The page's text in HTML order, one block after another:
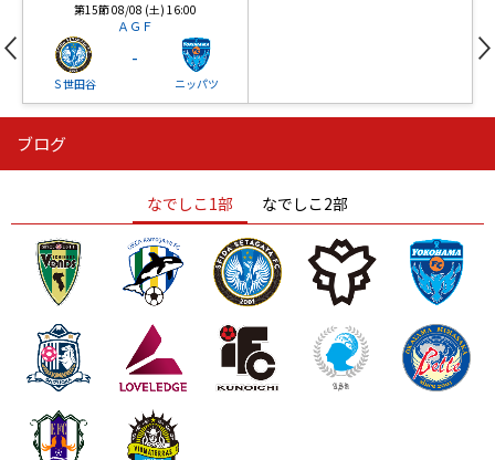
第15節 08/08 (土) 16:00
ＡＧＦ
Ｓ世田谷
-
ニッパツ
ニッパツ
ニッパツ 名古屋
石人の星
静岡 愛媛Ｌ
ブログ
なでしこ1部 なでしこ2部